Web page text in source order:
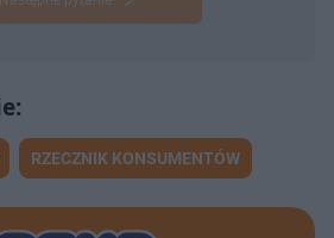
RZECZNIK KONSUMENTÓW